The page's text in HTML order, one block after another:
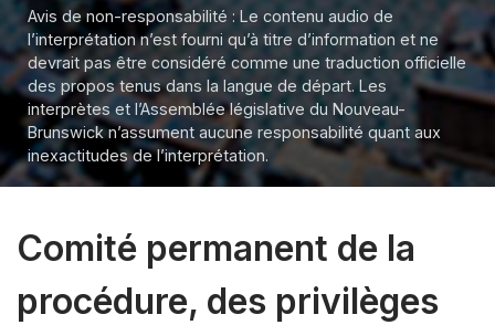
Avis de non-responsabilité : Le contenu audio de
l’interprétation n’est fourni qu’à titre d’information et ne
devrait pas être considéré comme une traduction officielle
des propos tenus dans la langue de départ. Les
interprètes et l’Assemblée législative du Nouveau-
Brunswick n’assument aucune responsabilité quant aux
inexactitudes de l’interprétation.
Comité permanent de la
procédure, des privilèges